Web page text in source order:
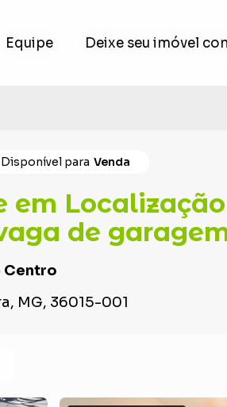
Equipe Deixe seu imóvel
Equipe Deixe seu imóvel
Disponível para Venda
em
de
Centro
MG, 36015-001